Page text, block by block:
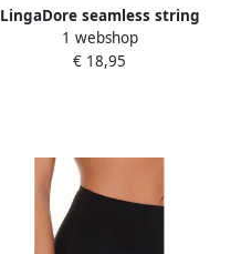
LingaDore seamless string
(set van 2) lichtbeige
1 webshop
€ 18,95